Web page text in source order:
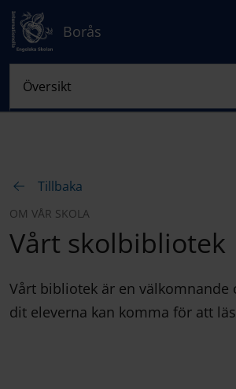
Borås
Tillbaka
OM VÅR SKOLA
Vårt skolbibliotek
Vårt bibliotek är en välkomnande
dit eleverna kan komma för att